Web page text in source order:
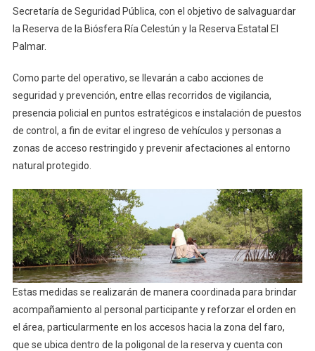
Secretaría de Seguridad Pública, con el objetivo de salvaguardar
la Reserva de la Biósfera Ría Celestún y la Reserva Estatal El
Palmar.
Como parte del operativo, se llevarán a cabo acciones de
seguridad y prevención, entre ellas recorridos de vigilancia,
presencia policial en puntos estratégicos e instalación de puestos
de control, a fin de evitar el ingreso de vehículos y personas a
zonas de acceso restringido y prevenir afectaciones al entorno
natural protegido.
Estas medidas se realizarán de manera coordinada para brindar
acompañamiento al personal participante y reforzar el orden en
el área, particularmente en los accesos hacia la zona del faro,
que se ubica dentro de la poligonal de la reserva y cuenta con